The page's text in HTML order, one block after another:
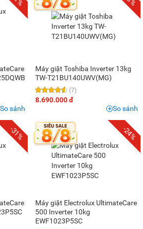
So sánh
Máy giặt Toshiba Inverter 13kg
TW-T21BU140UWV(MG)
(7)
8.690.000 đ
So sánh
-31% -24%
Máy giặt Electrolux UltimateCare
500 Inverter 10kg
EWF1023P5SC